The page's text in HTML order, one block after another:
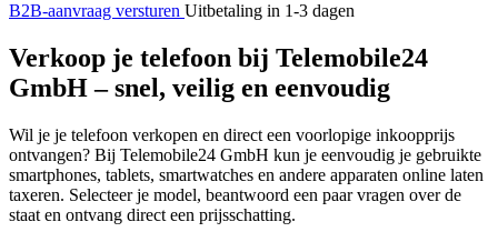
B2B-aanvraag versturen Uitbetaling in 1-3 dagen
Verkoop je telefoon bij Telemobile24
GmbH – snel, veilig en eenvoudig
Wil je je telefoon verkopen en direct een voorlopige inkoopprijs
ontvangen? Bij Telemobile24 GmbH kun je eenvoudig je gebruikte
smartphones, tablets, smartwatches en andere apparaten online laten
taxeren. Selecteer je model, beantwoord een paar vragen over de
staat en ontvang direct een prijsschatting.